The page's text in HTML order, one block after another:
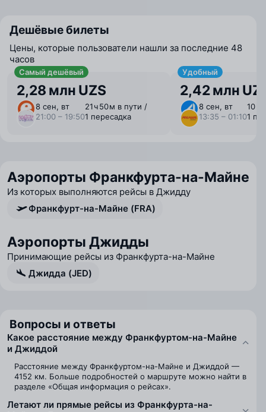
Дешёвые билеты
Цены, которые пользователи нашли за последние 48
часов
Самый дешёвый
2,28 млн UZS
8 сен, вт
21:00 – 19:50
21 ⁠ч 50 ⁠м в пути /
1 пересадка
Удобный
2,42 млн
8 сен, вт
13:35 – 01:10
10 ⁠ч
1
Аэропорты Франкфурта-на-Майне
Из которых выполняются рейсы в Джидду
Франкфурт-на-Майне (FRA)
Аэропорты Джидды
Принимающие рейсы из Франкфурта-на-Майне
Джидда (JED)
Вопросы и ответы
Какое расстояние между Франкфуртом-на-Майне
и Джиддой
Расстояние между Франкфуртом-на-Майне и Джиддой —
4152 км. Больше подробностей о маршруте можно найти в
разделе «Общая информация о рейсах».
Летают ли прямые рейсы из Франкфурта-на-